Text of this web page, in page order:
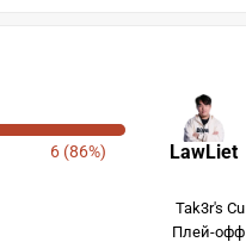
LawLiet
6 (86%)
Tak3r's Cu
Плей-офф